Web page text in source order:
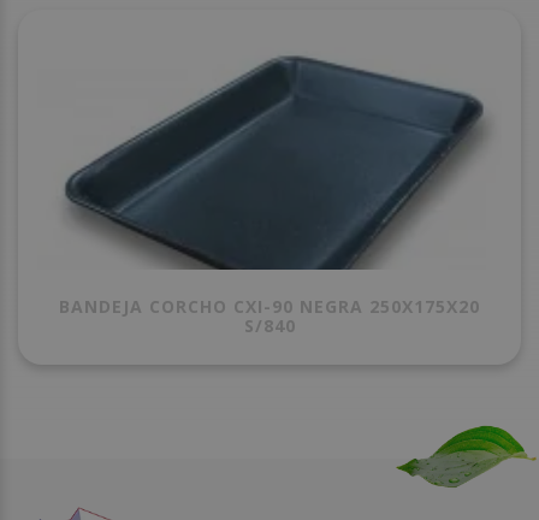
BANDEJA CORCHO CXI-90 NEGRA 250X175X20
S/840